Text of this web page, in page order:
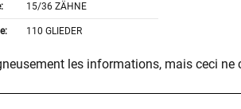
15/36 ZÄHNE
110 GLIEDER
les informations, mais ceci ne